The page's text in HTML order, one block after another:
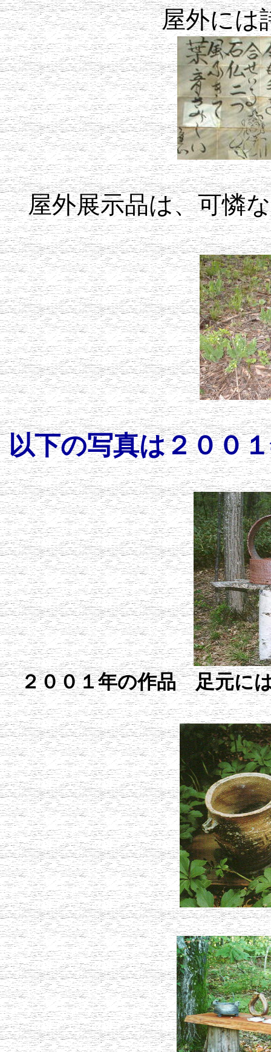
屋外には
屋外展示品は、可憐
以下の写真は２００
２００１年の作品 足元に